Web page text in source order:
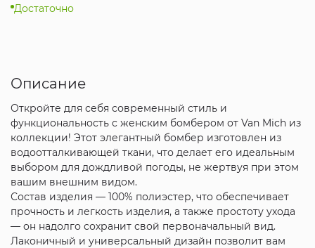
Достаточно
Описание
Откройте для себя современный стиль и
функциональность с женским бомбером от Van Mich из
коллекции! Этот элегантный бомбер изготовлен из
водоотталкивающей ткани, что делает его идеальным
выбором для дождливой погоды, не жертвуя при этом
вашим внешним видом.
Состав изделия — 100% полиэстер, что обеспечивает
прочность и легкость изделия, а также простоту ухода
— он надолго сохранит свой первоначальный вид.
Лаконичный и универсальный дизайн позволит вам